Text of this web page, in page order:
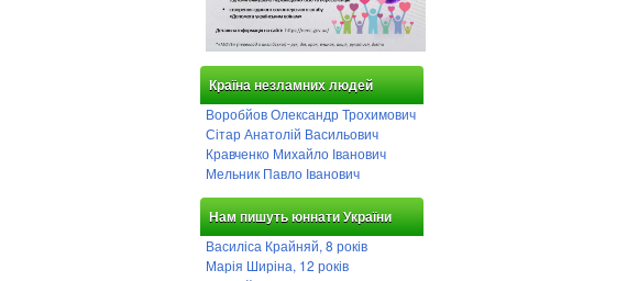
Країна незламних людей
Воробйов Олександр Трохимович
Сітар Анатолій Васильович
Кравченко Михайло Іванович
Мельник Павло Іванович
Нам пишуть юннати України
Василіса Крайняй, 8 років
Марія Ширіна, 12 років